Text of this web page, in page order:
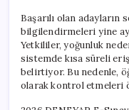
Başarılı olan
bilgilendirmeleri yine
Yetkililer, yoğunluk
sistemde kısa süreli
belirtiyor. Bu nedenle,
olarak kontrol etmeleri